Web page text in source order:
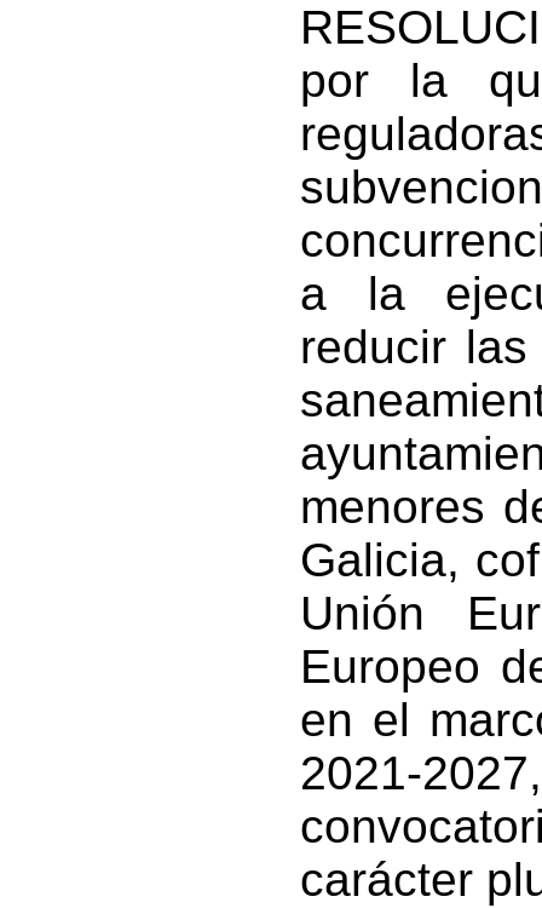
por la
a la
reducir
menores
Galicia,
Unión
Europeo
en el
2021-
carácter